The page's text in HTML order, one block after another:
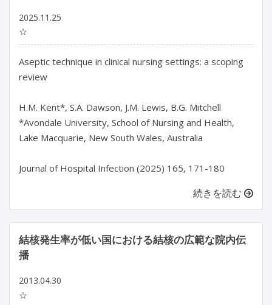
2025.11.25
☆
Aseptic technique in clinical nursing settings: a scoping
review
H.M. Kent*, S.A. Dawson, J.M. Lewis, B.G. Mitchell
*Avondale University, School of Nursing and Health,
Lake Macquarie, New South Wales, Australia
続きを読む
結核発生率が低い国における結核の広範な院内伝
播
2013.04.30
☆